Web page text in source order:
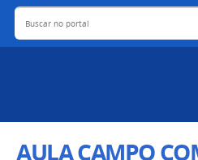
Buscar no portal
AULA CAMPO